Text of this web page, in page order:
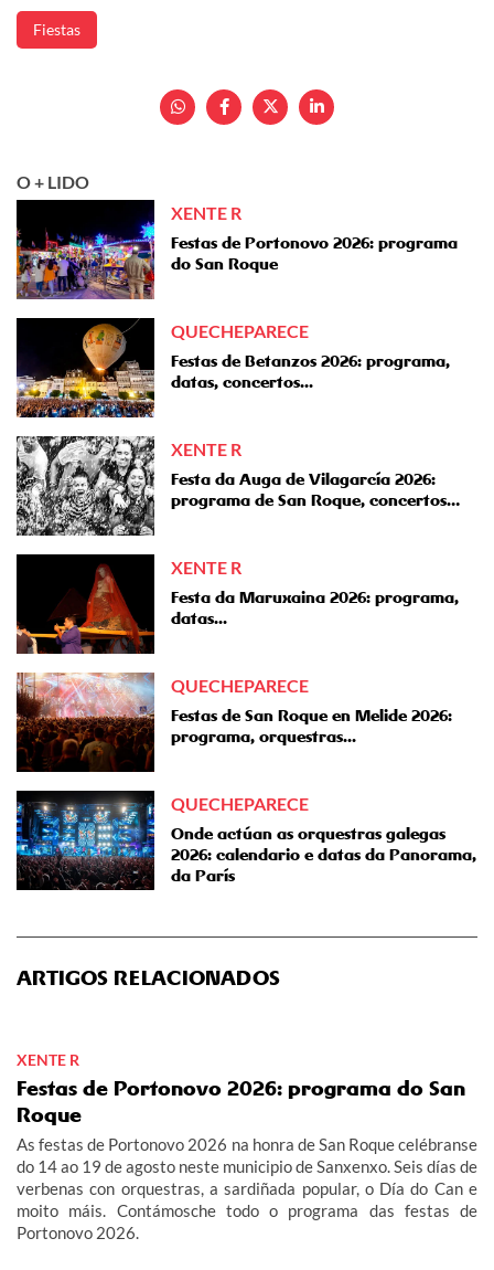
Fiestas
O + LIDO
XENTE R
Festas de Portonovo 2026: programa
do San Roque
QUECHEPARECE
Festas de Betanzos 2026: programa,
datas, concertos...
XENTE R
Festa da Auga de Vilagarcía 2026:
programa de San Roque, concertos…
XENTE R
Festa da Maruxaina 2026: programa,
datas...
QUECHEPARECE
Festas de San Roque en Melide 2026:
programa, orquestras...
QUECHEPARECE
Onde actúan as orquestras galegas
2026: calendario e datas da Panorama,
da París
ARTIGOS RELACIONADOS
XENTE R
Festas de Portonovo 2026: programa do San
Roque
As festas de Portonovo 2026 na honra de San Roque celébranse
do 14 ao 19 de agosto neste municipio de Sanxenxo. Seis días de
verbenas con orquestras, a sardiñada popular, o Día do Can e
moito máis. Contámosche todo o programa das festas de
Portonovo 2026.